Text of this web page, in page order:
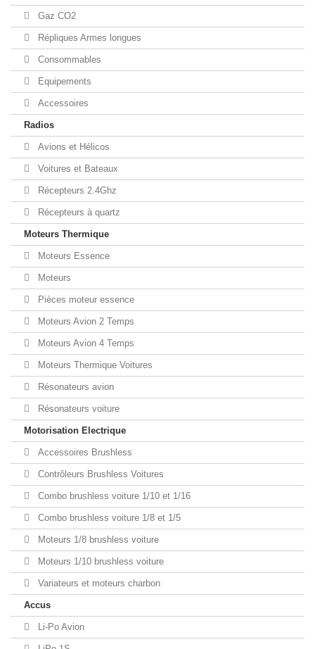
Gaz CO2
Répliques Armes longues
Consommables
Equipements
Accessoires
Radios
Avions et Hélicos
Voitures et Bateaux
Récepteurs 2.4Ghz
Récepteurs à quartz
Moteurs Thermique
Moteurs Essence
Moteurs
Pièces moteur essence
Moteurs Avion 2 Temps
Moteurs Avion 4 Temps
Moteurs Thermique Voitures
Résonateurs avion
Résonateurs voiture
Motorisation Electrique
Accessoires Brushless
Contrôleurs Brushless Voitures
Combo brushless voiture 1/10 et 1/16
Combo brushless voiture 1/8 et 1/5
Moteurs 1/8 brushless voiture
Moteurs 1/10 brushless voiture
Variateurs et moteurs charbon
Accus
Li-Po Avion